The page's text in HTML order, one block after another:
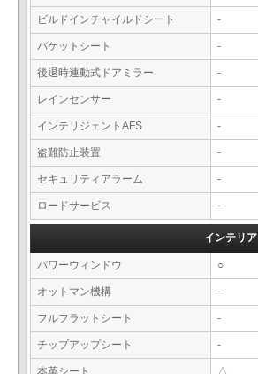
ビルドインチャイルドシート -
バケットシート -
後退時連動式ドアミラー -
レインセンサー -
インテリジェントAFS -
盗難防止装置 -
セキュリティアラーム -
ロードサービス -
インテリア
パワーウィンドウ ○
オットマン機構 -
フルフラットシート -
チップアップシート -
本革シート △